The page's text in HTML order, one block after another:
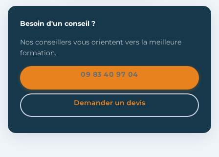
Besoin d'un conseil ?
Nos conseillers vous orientent vers la meilleure
formation.
09 83 40 97 04
Demander un devis